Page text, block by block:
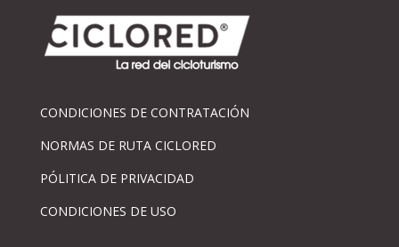
CONDICIONES DE CONTRATACIÓN
NORMAS DE RUTA CICLORED
PÓLITICA DE PRIVACIDAD
CONDICIONES DE USO